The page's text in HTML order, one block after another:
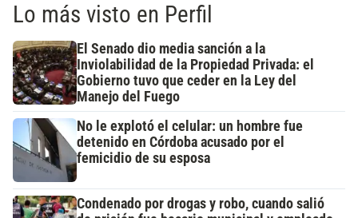
Lo más visto en Perfil
El Senado dio media sanción a la
Inviolabilidad de la Propiedad Privada: el
Gobierno tuvo que ceder en la Ley del
Manejo del Fuego
No le explotó el celular: un hombre fue
detenido en Córdoba acusado por el
femicidio de su esposa
Condenado por drogas y robo, cuando salió